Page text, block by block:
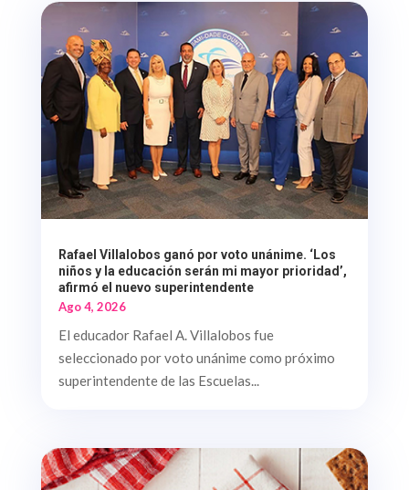
Rafael Villalobos ganó por voto unánime. ‘Los
niños y la educación serán mi mayor prioridad’,
afirmó el nuevo superintendente
Ago 4, 2026
El educador Rafael A. Villalobos fue
seleccionado por voto unánime como próximo
superintendente de las Escuelas...